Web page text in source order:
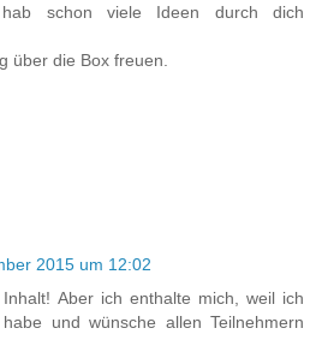
schon viele Ideen durch dich
über die Box freuen.
2015 um 12:02
Aber ich enthalte mich, weil ich
und wünsche allen Teilnehmern